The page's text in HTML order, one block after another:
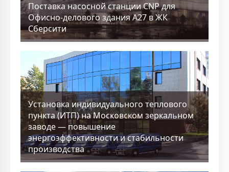
Поставка насосной станции CNP для
Офисно-делового здания А27 в ЖК
Сберсити
Установка индивидуального теплового
пункта (ИТП) на Московском зеркальном
заводе — повышение
энергоэффективности и стабильности
производства